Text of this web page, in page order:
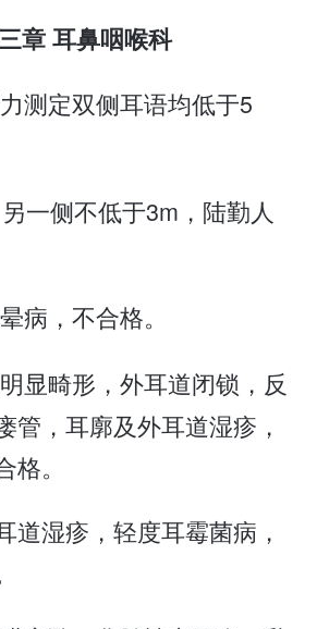
章 耳鼻咽喉科
测定双侧耳语均低于5
一侧不低于3m，陆勤人
病，不合格。
显畸形，外耳道闭锁，反
管，耳廓及外耳道湿疹，
。
道湿疹，轻度耳霉菌病，